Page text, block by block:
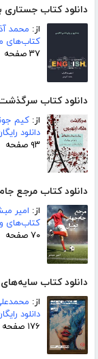
دانلود کتاب جستاری
از: محمد
کتاب‌های
۳۷ صفحه
دانلود کتاب
از: کیم
دانلود
۹۳ صفحه
دانلود کتاب مرجع
از: امیر
کتاب‌های
۷۰ صفحه
دانلود کتاب
از:
دانلود
۱۷۶ صفحه